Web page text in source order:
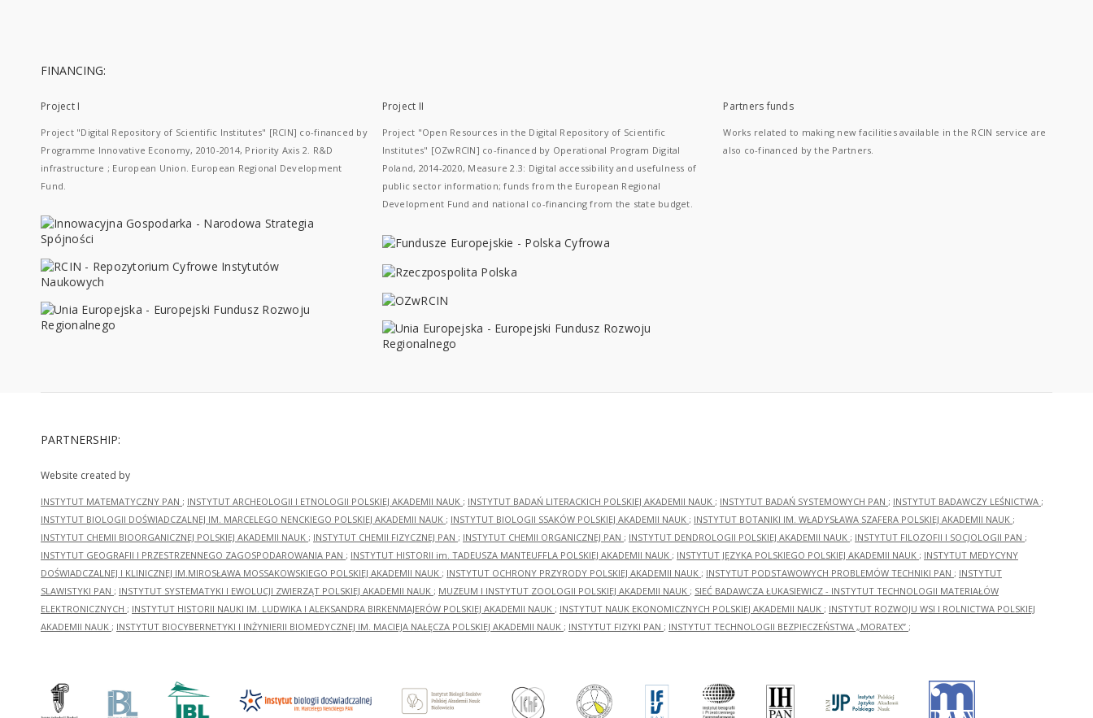
FINANCING:
Project I
Project "Digital Repository of Scientific Institutes" [RCIN] co-financed by
Programme Innovative Economy, 2010-2014, Priority Axis 2. R&D
infrastructure ; European Union. European Regional Development
Fund.
Project II
Project "Open Resources in the Digital Repository of Scientific
Institutes" [OZwRCIN] co-financed by Operational Program Digital
Poland, 2014-2020, Measure 2.3: Digital accessibility and usefulness of
public sector information; funds from the European Regional
Development Fund and national co-financing from the state budget.
Partners funds
Works related to making new facilities available in the RCIN service are
also co-financed by the Partners.
PARTNERSHIP:
Website created by
INSTYTUT MATEMATYCZNY PAN ; INSTYTUT ARCHEOLOGII I ETNOLOGII POLSKIEJ AKADEMII NAUK ; INSTYTUT BADAŃ LITERACKICH POLSKIEJ AKADEMII NAUK ; INSTYTUT BADAŃ SYSTEMOWYCH PAN ; INSTYTUT BADAWCZY LEŚNICTWA ;
INSTYTUT BIOLOGII DOŚWIADCZALNEJ IM. MARCELEGO NENCKIEGO POLSKIEJ AKADEMII NAUK ; INSTYTUT BIOLOGII SSAKÓW POLSKIEJ AKADEMII NAUK ; INSTYTUT BOTANIKI IM. WŁADYSŁAWA SZAFERA POLSKIEJ AKADEMII NAUK ;
INSTYTUT CHEMII BIOORGANICZNEJ POLSKIEJ AKADEMII NAUK ; INSTYTUT CHEMII FIZYCZNEJ PAN ; INSTYTUT CHEMII ORGANICZNEJ PAN ; INSTYTUT DENDROLOGII POLSKIEJ AKADEMII NAUK ; INSTYTUT FILOZOFII I SOCJOLOGII PAN ;
INSTYTUT GEOGRAFII I PRZESTRZENNEGO ZAGOSPODAROWANIA PAN ; INSTYTUT HISTORII im. TADEUSZA MANTEUFFLA POLSKIEJ AKADEMII NAUK ; INSTYTUT JĘZYKA POLSKIEGO POLSKIEJ AKADEMII NAUK ; INSTYTUT MEDYCYNY
DOŚWIADCZALNEJ I KLINICZNEJ IM.MIROSŁAWA MOSSAKOWSKIEGO POLSKIEJ AKADEMII NAUK ; INSTYTUT OCHRONY PRZYRODY POLSKIEJ AKADEMII NAUK ; INSTYTUT PODSTAWOWYCH PROBLEMÓW TECHNIKI PAN ; INSTYTUT
SLAWISTYKI PAN ; INSTYTUT SYSTEMATYKI I EWOLUCJI ZWIERZĄT POLSKIEJ AKADEMII NAUK ; MUZEUM I INSTYTUT ZOOLOGII POLSKIEJ AKADEMII NAUK ; SIEĆ BADAWCZA ŁUKASIEWICZ - INSTYTUT TECHNOLOGII MATERIAŁÓW
ELEKTRONICZNYCH ; INSTYTUT HISTORII NAUKI IM. LUDWIKA I ALEKSANDRA BIRKENMAJERÓW POLSKIEJ AKADEMII NAUK ; INSTYTUT NAUK EKONOMICZNYCH POLSKIEJ AKADEMII NAUK ; INSTYTUT ROZWOJU WSI I ROLNICTWA POLSKIEJ
AKADEMII NAUK ; INSTYTUT BIOCYBERNETYKI I INŻYNIERII BIOMEDYCZNEJ IM. MACIEJA NAŁĘCZA POLSKIEJ AKADEMII NAUK ; INSTYTUT FIZYKI PAN ; INSTYTUT TECHNOLOGII BEZPIECZEŃSTWA „MORATEX” ;